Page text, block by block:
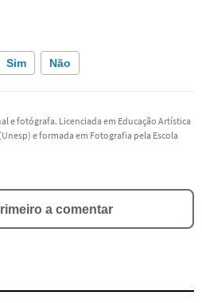
Sim Não
incorreta
que procuro
e fotógrafa. Licenciada em Educação Artística
e formada em Fotografia pela Escola
a comentar